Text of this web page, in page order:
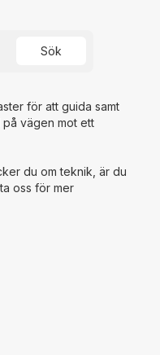
för att guida samt
på vägen mot ett
du om teknik, är du
oss för mer